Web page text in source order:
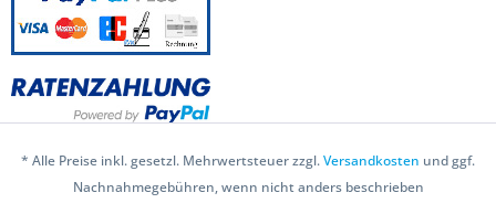
* Alle Preise inkl. gesetzl. Mehrwertsteuer zzgl.Versandkosten und ggf.
Nachnahmegebühren, wenn nicht anders beschrieben